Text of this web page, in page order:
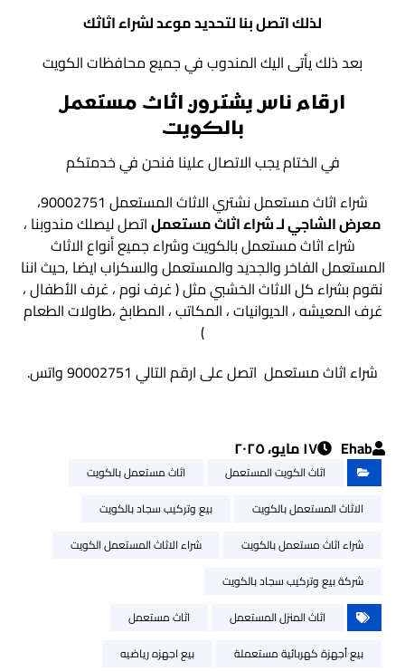
لذلك اتصل بنا لتحديد موعد لشراء اثاثك
بعد ذلك يأتى اليك المندوب في جميع محافظات الكويت
ارقام ناس يشترون اثاث مستعمل
بالكويت
في الختام يجب الاتصال علينا فنحن في خدمتكم
شراء اثاث مستعمل نشتري الاثاث المستعمل 90002751،
معرض الشاجي لـ شراء اثاث مستعملاتصل ليصلك مندوبنا ،
شراء اثاث مستعمل بالكويت وشراء جميع أنواع الاثاث
المستعمل الفاخر والجديد والمستعمل والسكراب ايضا ,حيث اننا
نقوم بشراء كل الاثاث الخشبي مثل ( غرف نوم ، غرف الأطفال ،
غرف المعيشه ، الديوانيات ، المكاتب ، المطابخ ،طاولات الطعام
)
شراء اثاث مستعمل اتصل على ارقم التالي 90002751 واتس.
Ehab ١٧ مايو، ٢٠٢٥
اثاث الكويت المستعمل
اثاث مستعمل بالكويت
الاثاث المستعمل بالكويت
بيع وتركيب سجاد بالكويت
شراء اثاث مستعمل بالكويت
شراء الاثاث المستعمل الكويت
شركة بيع وتركيب سجاد بالكويت
اثاث المنزل المستعمل
اثاث مستعمل
بيع أجهزة كهربائية مستعملة
بيع اجهزه رياضيه